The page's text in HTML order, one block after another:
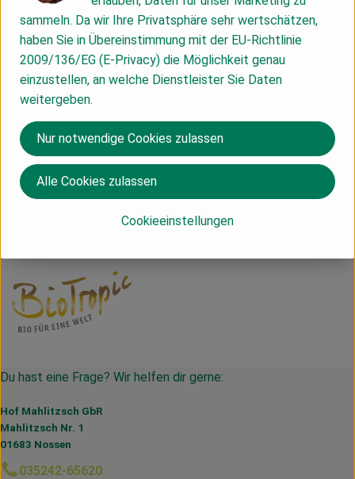
Hersteller: Biotropic
Neuseeland
BioTropic GmbH
D 47167 Duisburg
www.green-naturkost.de
(Daten von Ecoinform)
Du hast eine Frage? Wir helfen dir gerne:
Hof Mahlitzsch GbR
Mahlitzsch Nr. 1
01683 Nossen
035242-65620
sammeln. Da wir Ihre Privatsphäre sehr wertschätzen,
haben Sie in Übereinstimmung mit der EU-Richtlinie
2009/136/EG (E-Privacy) die Möglichkeit genau
einzustellen, an welche Dienstleister Sie Daten
weitergeben.
Cookieeinstellungen
Nur notwendige Cookies zulassen
Alle Cookies zulassen